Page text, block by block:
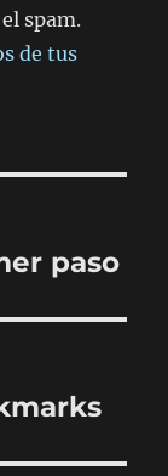
spam.
de tus
paso